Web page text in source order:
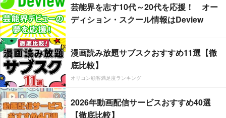
芸能界を志す10代～20代を応援！ オー
ディション・スクール情報はDeview
漫画読み放題サブスクおすすめ11選【徹
底比較】
オリコン顧客満足度ランキング
2026年動画配信サービスおすすめ40選
【徹底比較】